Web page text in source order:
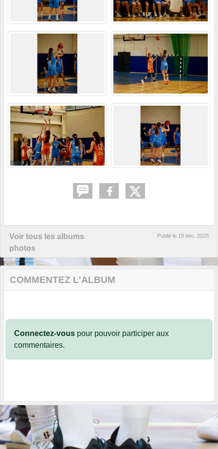
Voir tous les albums
photos
Publié le 18 déc. 2025
COMMENTEZ L'ALBUM
Connectez-vous pour pouvoir participer aux
commentaires.